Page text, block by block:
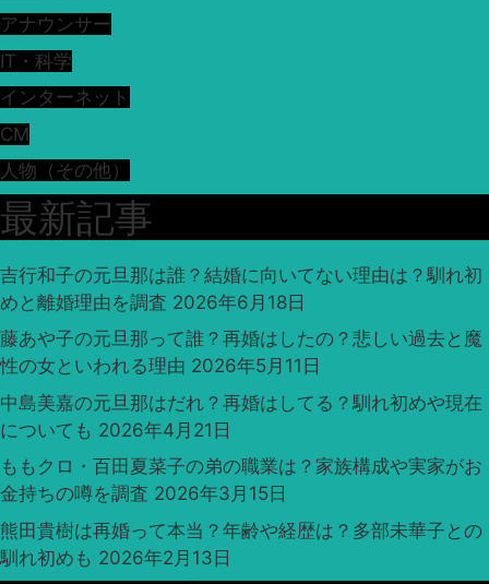
アナウンサー
IT・科学
インターネット
CM
人物（その他）
最新記事
吉行和子の元旦那は誰？結婚に向いてない理由は？馴れ初
めと離婚理由を調査 2026年6月18日
藤あや子の元旦那って誰？再婚はしたの？悲しい過去と魔
性の女といわれる理由 2026年5月11日
中島美嘉の元旦那はだれ？再婚はしてる？馴れ初めや現在
についても 2026年4月21日
ももクロ・百田夏菜子の弟の職業は？家族構成や実家がお
金持ちの噂を調査 2026年3月15日
熊田貴樹は再婚って本当？年齢や経歴は？多部未華子との
馴れ初めも 2026年2月13日